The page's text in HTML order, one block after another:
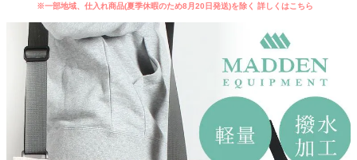
※一部地域、仕入れ商品(夏季休暇のため8月20日発送)を除く 詳しくはこちら